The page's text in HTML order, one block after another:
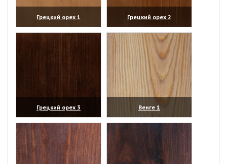
Грецкий орех 1
(увеличить)
Грецкий орех 2
(увеличить)
Грецкий орех 3
(увеличить)
Венге 1
(увеличить)